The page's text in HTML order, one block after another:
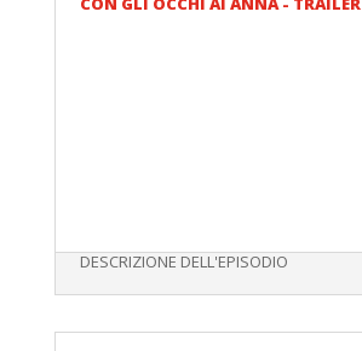
DESCRIZIONE DELL'EPISODIO